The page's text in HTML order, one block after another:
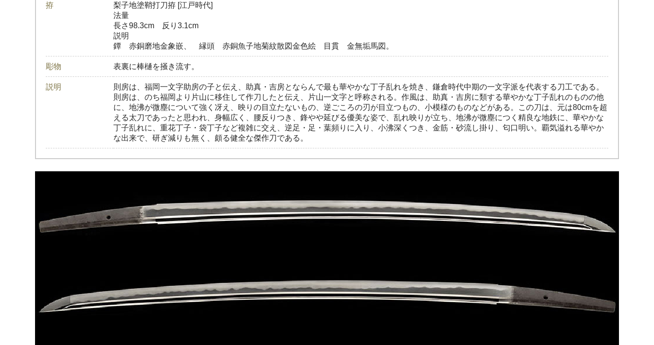
拵
梨子地塗鞘打刀拵 [江戸時代]
法量
長さ98.3cm 反り3.1cm
説明
鐔 赤銅磨地金象嵌、 縁頭 赤銅魚子地菊紋散図金色絵 目貫 金無垢馬図。
彫物 表裏に棒樋を掻き流す。
説明
則房は、福岡一文字助房の子と伝え、助真・吉房とならんで最も華やかな丁子乱れを焼き、鎌倉時代中期の一文字派を代表する刀工である。
則房は、のち福岡より片山に移住して作刀したと伝え、片山一文字と呼称される。作風は、助真・吉房に類する華やかな丁子乱れのものの他
に、地沸が微塵について強く冴え、映りの目立たないもの、逆ごころの刃が目立つもの、小模様のものなどがある。この刀は、元は80cmを超
える太刀であったと思われ、身幅広く、腰反りつき、鋒やや延びる優美な姿で、乱れ映りが立ち、地沸が微塵につく精良な地鉄に、華やかな
丁子乱れに、重花丁子・袋丁子など複雑に交え、逆足・足・葉頻りに入り、小沸深くつき、金筋・砂流し掛り、匂口明い。覇気溢れる華やか
な出来で、研ぎ減りも無く、頗る健全な傑作刀である。